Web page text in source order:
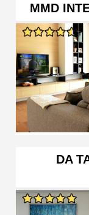
MMD
DA